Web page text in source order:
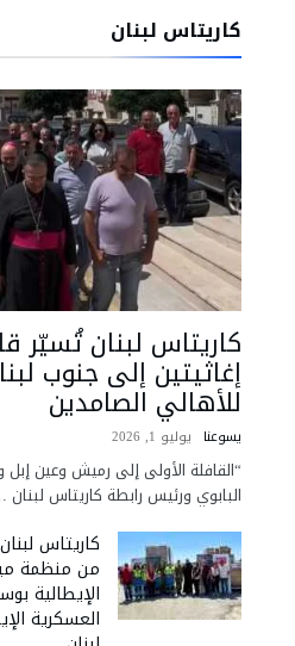
كاريتاس لبنان
كاريتاس لبنان تُسيّر
إغاثيتين إلى جنوب
للأهالي الصامدين
يسوعنا يوليو 1, 2026
“القافلة الأولى إلى رميش وعين إبل
البابوي ورئيس رابطة كاريتاس
كاريتاس
من منظمة
الإيطالية
العسكرية